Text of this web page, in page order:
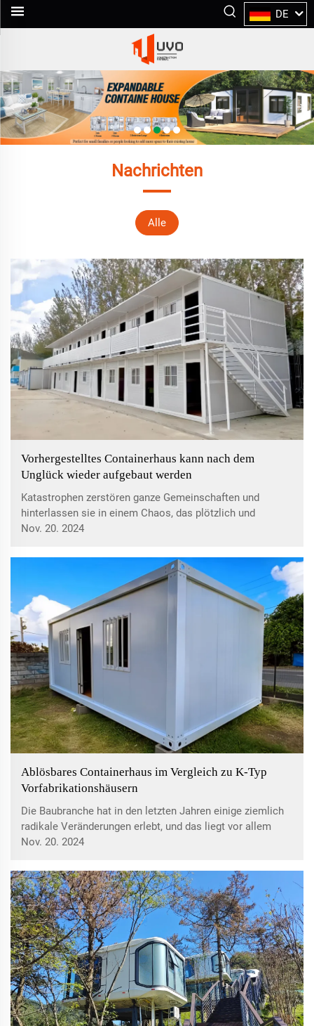
DE
Nachrichten
Alle
Vorhergestelltes Containerhaus kann nach dem
Unglück wieder aufgebaut werden
Katastrophen zerstören ganze Gemeinschaften und
hinterlassen sie in einem Chaos, das plötzlich und
allumfassend sein kann. Häuser und Gebäude werden
schafft eine katastrophale Situation für die betroffene
Nov. 20. 2024
Ablösbares Containerhaus im Vergleich zu K-Typ
Vorfabrikationshäusern
Die Baubranche hat in den letzten Jahren einige ziemlich
radikale Veränderungen erlebt, und das liegt vor allem
daran, dass immer mehr Menschen nach einem
suchen ...
Nov. 20. 2024